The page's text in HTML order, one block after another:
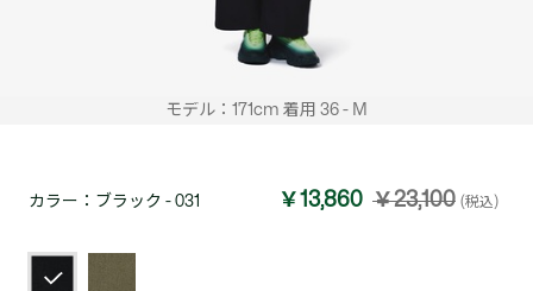
モデル：171cm 着用 36 - M
カラー： ブラック - 031 ￥13,860 ￥23,100 (税込)